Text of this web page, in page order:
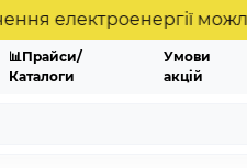
можливі
📊Прайси/
Каталоги
Умови
акцій